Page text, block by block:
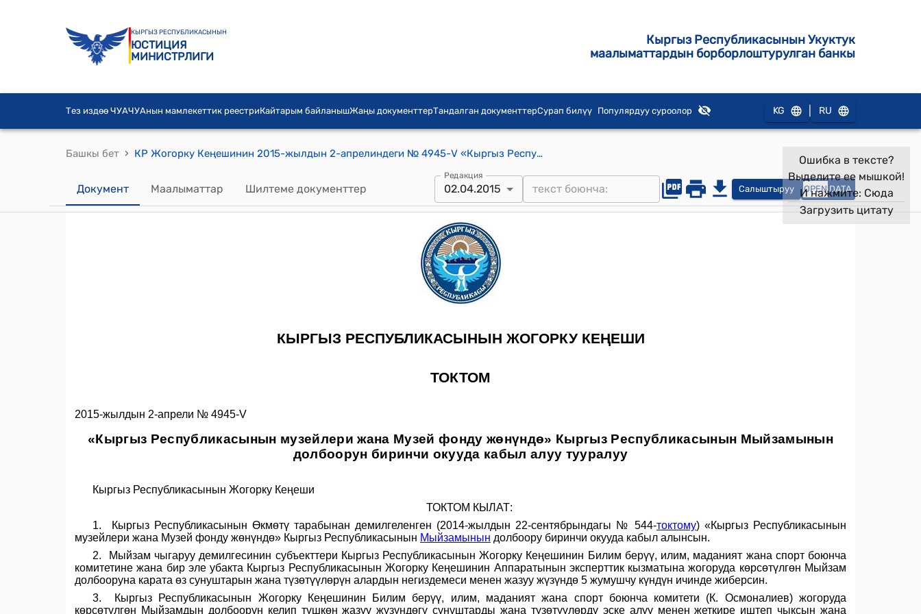
КЫРГЫЗ РЕСПУБЛИКАСЫНЫН
ЮСТИЦИЯ
МИНИСТРЛИГИ
Кыргыз Республикасынын Укуктук
маалыматтардын борборлоштурулган банкы
Тез издөө ЧУАЧУАнын мамлекеттик реестриКайтарым байланышЖаңы документтерТандалган документтерСурап билүү Популярдуу суроолор KG RU
Башкы бет › КР Жогорку Кеңешинин 2015-жылдын 2-апрелиндеги № 4945-V «Кыргыз Республикасынын музейлери жана Музей фонду жөнүндө» Кыргыз Республикасынын Мыйзамынын долбоорун биринчи окууда кабыл алуу тууралуу" токтому
Документ Маалыматтар Шилтеме документтер
Редакция
02.04.2015 Салыштыруу OPEN DATA
Ошибка в тексте?
Выделите ее мышкой!
И нажмите: Сюда
Загрузить цитату